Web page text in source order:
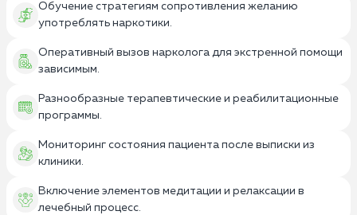
Обучение стратегиям сопротивления желанию
употреблять наркотики.
Оперативный вызов нарколога для экстренной помощи
зависимым.
Разнообразные терапевтические и реабилитационные
программы.
Мониторинг состояния пациента после выписки из
клиники.
Включение элементов медитации и релаксации в
лечебный процесс.